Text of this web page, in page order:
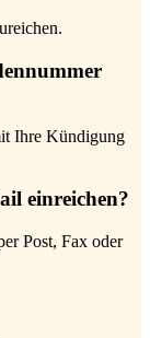
Ihre Kündigung
einreichen?
Post, Fax oder